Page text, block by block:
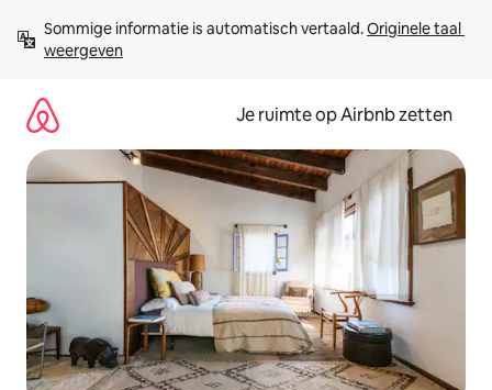
direct
naar
Sommige informatie is automatisch vertaald. Originele taal
weergeven
Je ruimte op Airbnb zetten